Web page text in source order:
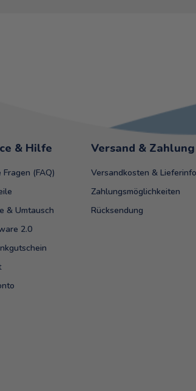
& Hilfe
(FAQ)
& Umtausch
2.0
Versand & Zahlung
Versandkosten &
Zahlungsmöglichkeiten
Rücksendung